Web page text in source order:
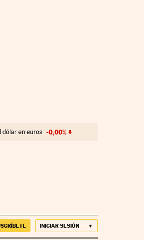
dólar en euros -0,00%
INICIAR SESIÓN